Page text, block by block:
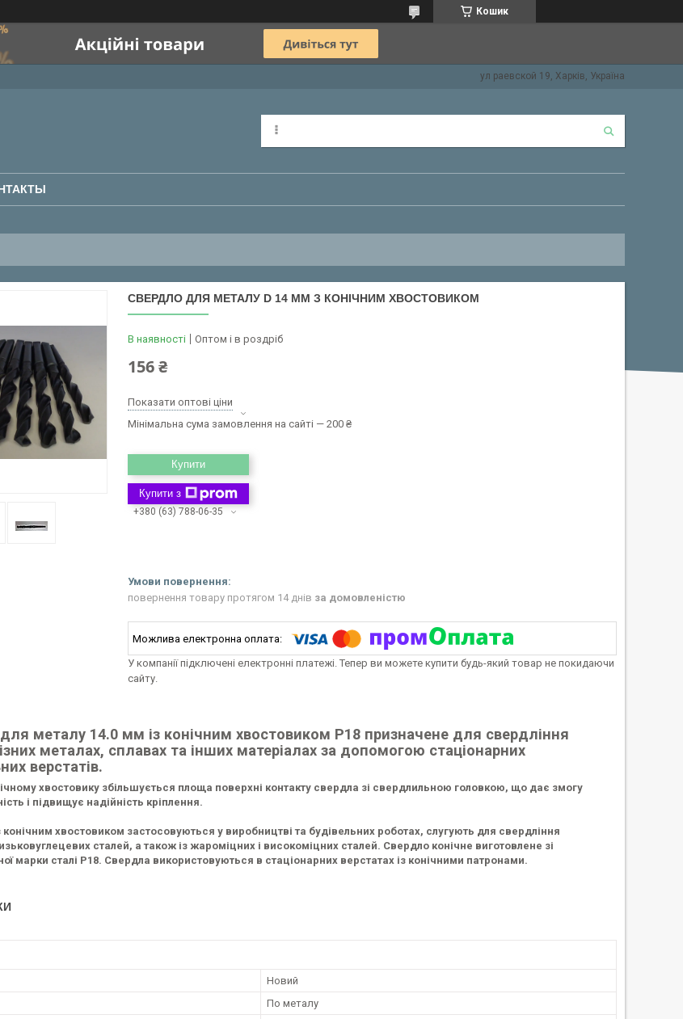
Кошик
ул раевской 19, Харків, Україна
СВЕРДЛО ДЛЯ МЕТАЛУ D 14 ММ З КОНІЧНИМ ХВОСТОВИКОМ
В наявності Оптом і в роздріб
156 ₴
Показати оптові ціни
Мінімальна сума замовлення на сайті — 200 ₴
Купити
Купити з
+380 (63) 788-06-35
повернення товару протягом 14 днів за домовленістю
У компанії підключені електронні платежі. Тепер ви можете купити будь-який товар не покидаючи
сайту.
металу 14.0 мм із конічним хвостовиком Р18 призначене для свердління
металах, сплавах та інших матеріалах за допомогою стаціонарних
верстатів.
хвостовику збільшується площа поверхні контакту свердла зі свердлильною головкою, що дає змогу
і підвищує надійність кріплення.
конічним хвостовиком застосовуються у виробництві та будівельних роботах, слугують для свердління
сталей, а також із жароміцних і високоміцних сталей. Свердло конічне виготовлене зі
марки сталі P18. Свердла використовуються в стаціонарних верстатах із конічними патронами.
Новий
По металу